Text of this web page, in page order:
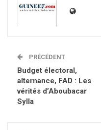
PRÉCÉDENT
Budget électoral,
alternance, FAD : Les
vérités d’Aboubacar
Sylla